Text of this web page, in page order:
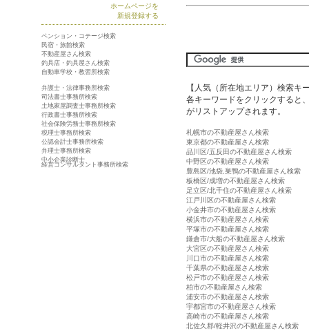
【人気（所在地エリア）検索キ
各キーワードをクリックすると
がリストアップされます。
札幌市の不動産屋さん検索
東京都の不動産屋さん検索
品川区/五反田の不動産屋さん検索
中野区の不動産屋さん検索
豊島区/池袋,巣鴨の不動産屋さん検索
板橋区/成増の不動産屋さん検索
足立区/北千住の不動産屋さん検索
江戸川区の不動産屋さん検索
小金井市の不動産屋さん検索
横浜市の不動産屋さん検索
平塚市の不動産屋さん検索
鎌倉市/大船の不動産屋さん検索
大宮区の不動産屋さん検索
川口市の不動産屋さん検索
千葉県の不動産屋さん検索
松戸市の不動産屋さん検索
柏市の不動産屋さん検索
浦安市の不動産屋さん検索
宇都宮市の不動産屋さん検索
高崎市の不動産屋さん検索
北佐久郡/軽井沢の不動産屋さん検索
ホームページを
新規登録する
ペンション・コテージ検索
民宿・旅館検索
不動産屋さん検索
釣具店・釣具屋さん検索
自動車学校・教習所検索
弁護士・法律事務所検索
司法書士事務所検索
土地家屋調査士事務所検索
行政書士事務所検索
社会保険労務士事務所検索
税理士事務所検索
公認会計士事務所検索
弁理士事務所検索
中小企業診断士
経営コンサルタント事務所検索